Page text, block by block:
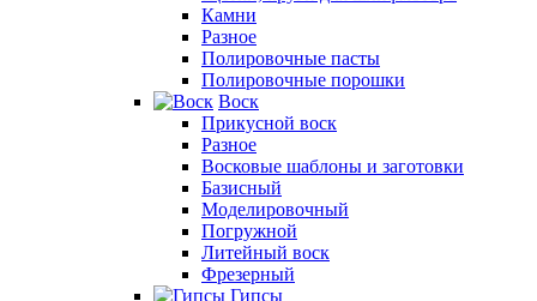
Камни
Разное
Полировочные пасты
Полировочные порошки
Воск
Прикусной воск
Разное
Восковые шаблоны и заготовки
Базисный
Моделировочный
Погружной
Литейный воск
Фрезерный
Гипсы